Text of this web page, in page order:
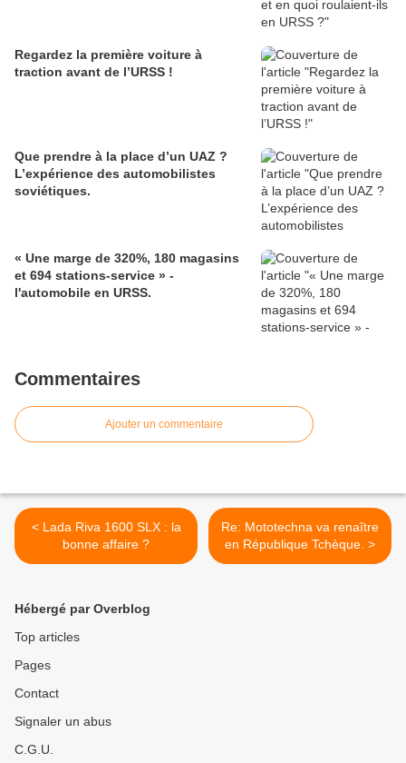
Regardez la première voiture à
traction avant de l’URSS !
Que prendre à la place d’un UAZ ?
L’expérience des automobilistes
soviétiques.
« Une marge de 320%, 180 magasins
et 694 stations-service » -
l'automobile en URSS.
Commentaires
Ajouter un commentaire
< Lada Riva 1600 SLX : la
bonne affaire ?
Re: Mototechna va renaître
en République Tchèque. >
Hébergé par Overblog
Top articles
Pages
Contact
Signaler un abus
C.G.U.